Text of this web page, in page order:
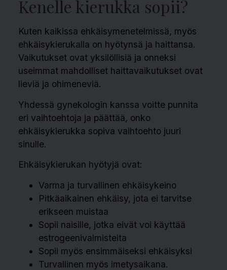
Kenelle kierukka sopii?
Kuten kaikissa ehkäisymenetelmissä, myös
ehkäisykierukalla on hyötynsä ja haittansa.
Vaikutukset ovat yksilöllisiä ja onneksi
useimmat mahdolliset haittavaikutukset ovat
lieviä ja ohimeneviä.
Yhdessä gynekologin kanssa voitte punnita
eri vaihtoehtoja ja päättää, onko
ehkäisykierukka sopiva vaihtoehto juuri
sinulle.
Ehkäisykierukan hyötyjä ovat:
Varma ja turvallinen ehkäisykeino
Pitkäaikainen ehkäisy, jota ei tarvitse
erikseen muistaa
Sopii naisille, jotka eivät voi käyttää
estrogeenivalmisteita
Sopii myös ensimmäiseksi ehkäisyksi
Turvallinen myös imetysaikana.